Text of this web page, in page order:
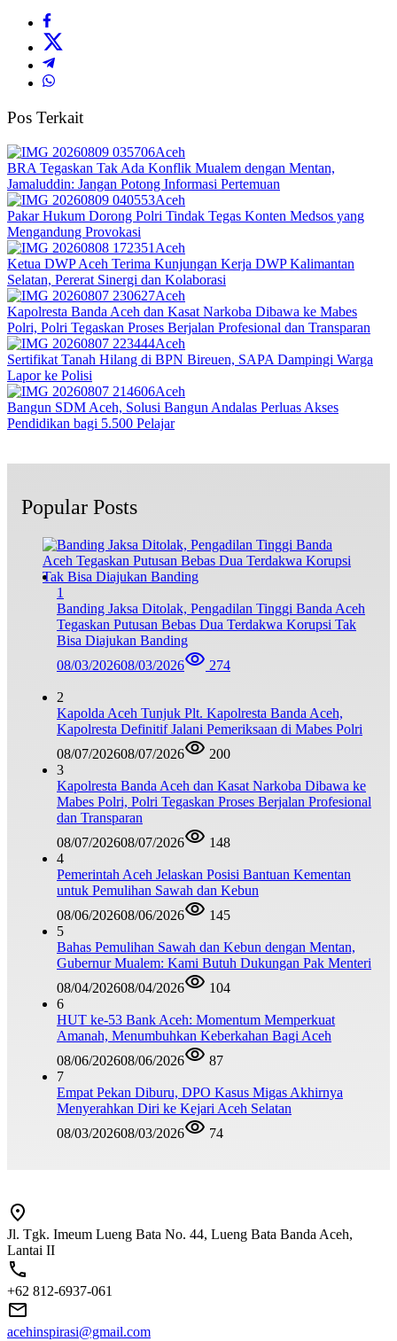
Pos Terkait
Aceh
BRA Tegaskan Tak Ada Konflik Mualem dengan Mentan,
Jamaluddin: Jangan Potong Informasi Pertemuan
Aceh
Pakar Hukum Dorong Polri Tindak Tegas Konten Medsos yang
Mengandung Provokasi
Aceh
Ketua DWP Aceh Terima Kunjungan Kerja DWP Kalimantan
Selatan, Pererat Sinergi dan Kolaborasi
Aceh
Kapolresta Banda Aceh dan Kasat Narkoba Dibawa ke Mabes
Polri, Polri Tegaskan Proses Berjalan Profesional dan Transparan
Aceh
Sertifikat Tanah Hilang di BPN Bireuen, SAPA Dampingi Warga
Lapor ke Polisi
Aceh
Bangun SDM Aceh, Solusi Bangun Andalas Perluas Akses
Pendidikan bagi 5.500 Pelajar
Popular Posts
1
Banding Jaksa Ditolak, Pengadilan Tinggi Banda Aceh
Tegaskan Putusan Bebas Dua Terdakwa Korupsi Tak
Bisa Diajukan Banding
08/03/202608/03/2026 274
2
Kapolda Aceh Tunjuk Plt. Kapolresta Banda Aceh,
Kapolresta Definitif Jalani Pemeriksaan di Mabes Polri
08/07/202608/07/2026
200
3
Kapolresta Banda Aceh dan Kasat Narkoba Dibawa ke
Mabes Polri, Polri Tegaskan Proses Berjalan Profesional
dan Transparan
08/07/202608/07/2026
148
4
Pemerintah Aceh Jelaskan Posisi Bantuan Kementan
untuk Pemulihan Sawah dan Kebun
08/06/202608/06/2026
145
5
Bahas Pemulihan Sawah dan Kebun dengan Mentan,
Gubernur Mualem: Kami Butuh Dukungan Pak Menteri
08/04/202608/04/2026
104
6
HUT ke-53 Bank Aceh: Momentum Memperkuat
Amanah, Menumbuhkan Keberkahan Bagi Aceh
08/06/202608/06/2026
87
7
Empat Pekan Diburu, DPO Kasus Migas Akhirnya
Menyerahkan Diri ke Kejari Aceh Selatan
08/03/202608/03/2026 74
Jl. Tgk. Imeum Lueng Bata No. 44, Lueng Bata Banda Aceh,
Lantai II
+62 812-6937-061
acehinspirasi@gmail.com